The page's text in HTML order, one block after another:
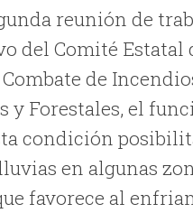
reunión de
del Comité Estatal
de
y Forestales, el
condición
en algunas
favorece al